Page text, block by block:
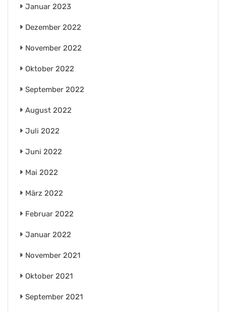
Januar 2023
Dezember 2022
November 2022
Oktober 2022
September 2022
August 2022
Juli 2022
Juni 2022
Mai 2022
März 2022
Februar 2022
Januar 2022
November 2021
Oktober 2021
September 2021